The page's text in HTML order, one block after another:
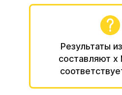
Результаты
составляют